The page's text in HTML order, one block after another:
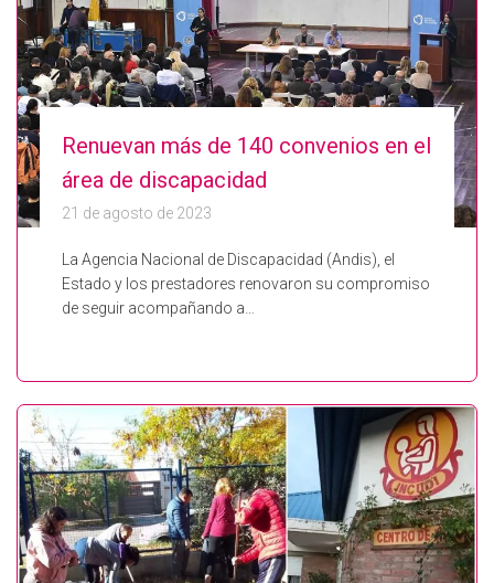
Renuevan más de 140 convenios en el
área de discapacidad
21 de agosto de 2023
La Agencia Nacional de Discapacidad (Andis), el
Estado y los prestadores renovaron su compromiso
de seguir acompañando a…